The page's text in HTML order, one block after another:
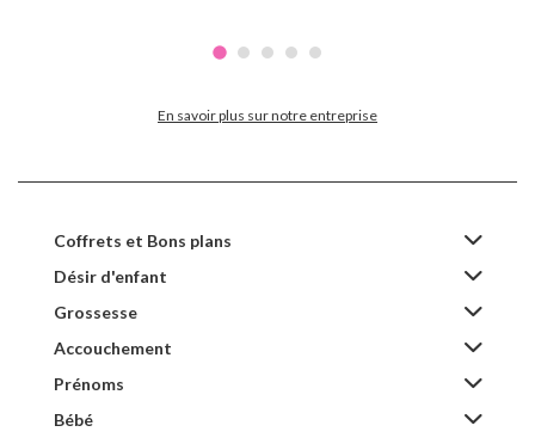
En savoir plus sur notre entreprise
Coffrets et Bons plans
Désir d'enfant
Grossesse
Accouchement
Prénoms
Bébé